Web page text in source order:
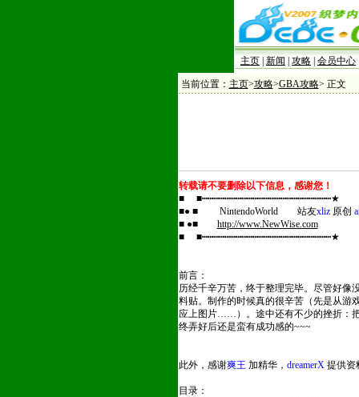
主页 新闻 攻略 会员中心
当前位置： 主页>攻略>GBA攻略> 正文
转载请不要删除以下信息，感谢您！
■ ■┅┅┅┅┅┅┅┅┅┅┅┅┅┅┅┅┅┅┅┅┅┅┅★
■● ■ NintendoWorld 站友xliz原创
■ ●■ http://www.NewWise.com
■ ■┅┅┅┅┅┅┅┅┅┅┅┅┅┅┅┅┅┅┅┅┅┅┅★
前言：
历经千辛万苦，终于整理完毕。尽管好
料贴。制作的时候真的很辛苦（先是从游
应上图片……）。途中还有不少的挫折：
终弄好后还是蛮有成功感的~~~
此外，感谢爽王 加精华， dreamerX提供资
目录：